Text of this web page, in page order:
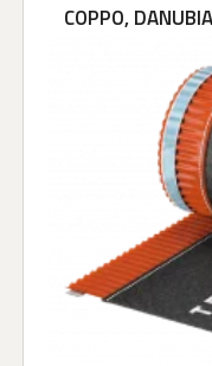
COPPO,